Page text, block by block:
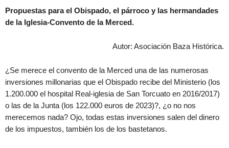
Propuestas para el Obispado, el párroco y las hermandades
de la Iglesia-Convento de la Merced.
Autor: Asociación Baza Histórica.
¿Se merece el convento de la Merced una de las numerosas
inversiones millonarias que el Obispado recibe del Ministerio (los
1.200.000 el hospital Real-iglesia de San Torcuato en 2016/2017)
o las de la Junta (los 122.000 euros de 2023)?, ¿o no nos
merecemos nada? Ojo, todas estas inversiones salen del dinero
de los impuestos, también los de los bastetanos.